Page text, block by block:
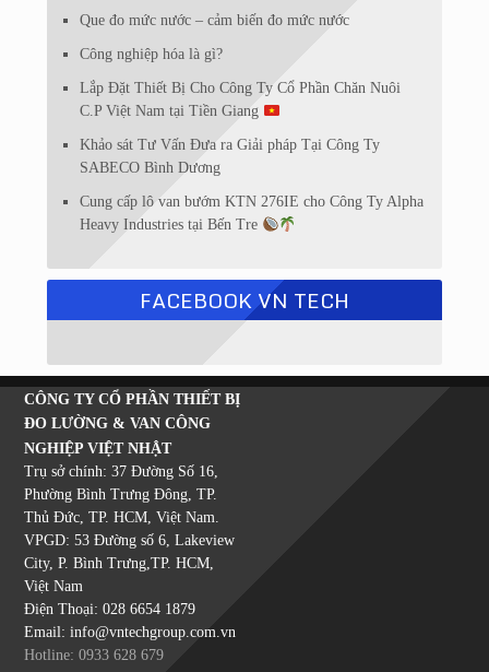
Que đo mức nước – cảm biến đo mức nước
Công nghiệp hóa là gì?
Lắp Đặt Thiết Bị Cho Công Ty Cổ Phần Chăn Nuôi
C.P Việt Nam tại Tiền Giang
Khảo sát Tư Vấn Đưa ra Giải pháp Tại Công Ty
SABECO Bình Dương
Cung cấp lô van bướm KTN 276IE cho Công Ty Alpha
Heavy Industries tại Bến Tre
FACEBOOK VN TECH
CÔNG TY CỔ PHẦN THIẾT BỊ
ĐO LƯỜNG & VAN CÔNG
NGHIỆP VIỆT NHẬT
Trụ sở chính: 37 Đường Số 16,
Phường Bình Trưng Đông, TP.
Thủ Đức, TP. HCM, Việt Nam.
VPGD: 53 Đường số 6, Lakeview
City, P. Bình Trưng,TP. HCM,
Việt Nam
Điện Thoại: 028 6654 1879
Email: info@vntechgroup.com.vn
Hotline: 0933 628 679